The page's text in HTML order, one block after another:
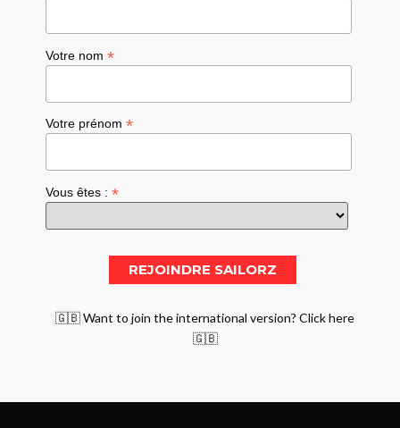
Votre nom*
Votre prénom*
Vous êtes :*
🇬🇧 Want to join the international version? Click here
🇬🇧